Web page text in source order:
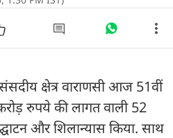
संसदीय क्षेत्र वाराणसी आज 51वीं
रुपये की लागत वाली 52
और शिलान्यास किया. साथ